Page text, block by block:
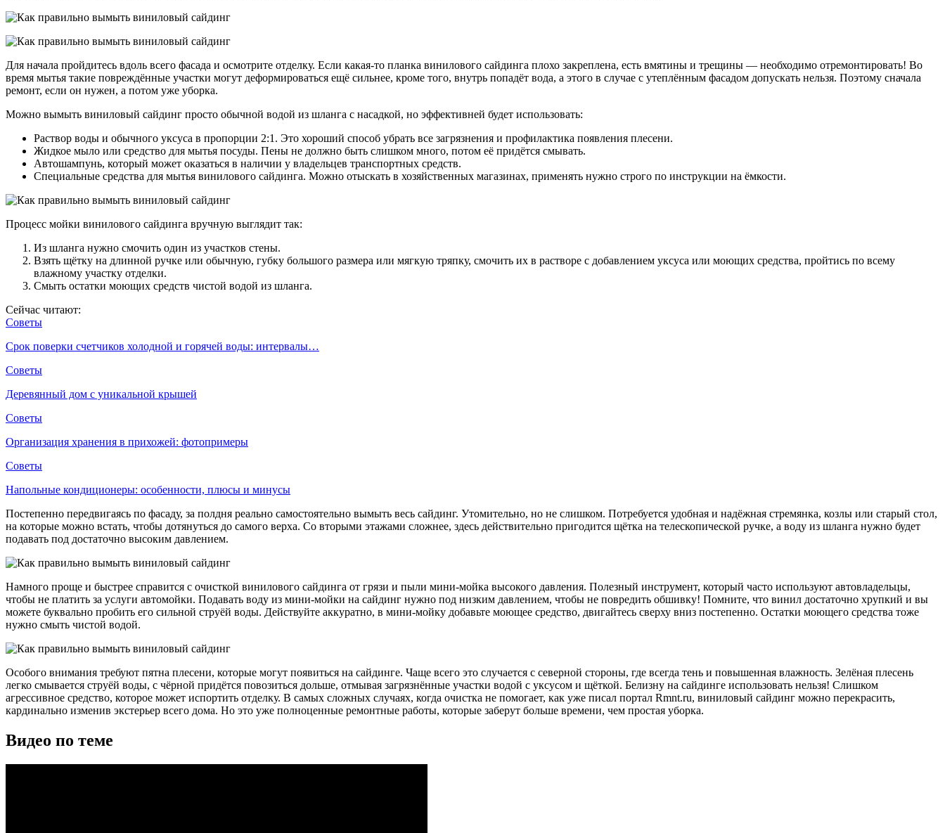
Для начала пройдитесь вдоль всего фасада и осмотрите отделку. Если какая-то планка винилового сайдинга плохо закреплена, есть вмятины и трещины — необходимо отремонтировать! Во
время мытья такие повреждённые участки могут деформироваться ещё сильнее, кроме того, внутрь попадёт вода, а этого в случае с утеплённым фасадом допускать нельзя. Поэтому сначала
ремонт, если он нужен, а потом уже уборка.
Можно вымыть виниловый сайдинг просто обычной водой из шланга с насадкой, но эффективней будет использовать:
Раствор воды и обычного уксуса в пропорции 2:1. Это хороший способ убрать все загрязнения и профилактика появления плесени.
Жидкое мыло или средство для мытья посуды. Пены не должно быть слишком много, потом её придётся смывать.
Автошампунь, который может оказаться в наличии у владельцев транспортных средств.
Специальные средства для мытья винилового сайдинга. Можно отыскать в хозяйственных магазинах, применять нужно строго по инструкции на ёмкости.
Процесс мойки винилового сайдинга вручную выглядит так:
Из шланга нужно смочить один из участков стены.
Взять щётку на длинной ручке или обычную, губку большого размера или мягкую тряпку, смочить их в растворе с добавлением уксуса или моющих средства, пройтись по всему
влажному участку отделки.
Смыть остатки моющих средств чистой водой из шланга.
Сейчас читают:
Советы
Срок поверки счетчиков холодной и горячей воды: интервалы…
Советы
Деревянный дом с уникальной крышей
Советы
Организация хранения в прихожей: фотопримеры
Советы
Напольные кондиционеры: особенности, плюсы и минусы
Постепенно передвигаясь по фасаду, за полдня реально самостоятельно вымыть весь сайдинг. Утомительно, но не слишком. Потребуется удобная и надёжная стремянка, козлы или старый стол,
на которые можно встать, чтобы дотянуться до самого верха. Со вторыми этажами сложнее, здесь действительно пригодится щётка на телескопической ручке, а воду из шланга нужно будет
подавать под достаточно высоким давлением.
Намного проще и быстрее справится с очисткой винилового сайдинга от грязи и пыли мини-мойка высокого давления. Полезный инструмент, который часто используют автовладельцы,
чтобы не платить за услуги автомойки. Подавать воду из мини-мойки на сайдинг нужно под низким давлением, чтобы не повредить обшивку! Помните, что винил достаточно хрупкий и вы
можете буквально пробить его сильной струёй воды. Действуйте аккуратно, в мини-мойку добавьте моющее средство, двигайтесь сверху вниз постепенно. Остатки моющего средства тоже
нужно смыть чистой водой.
Особого внимания требуют пятна плесени, которые могут появиться на сайдинге. Чаще всего это случается с северной стороны, где всегда тень и повышенная влажность. Зелёная плесень
легко смывается струёй воды, с чёрной придётся повозиться дольше, отмывая загрязнённые участки водой с уксусом и щёткой. Белизну на сайдинге использовать нельзя! Слишком
агрессивное средство, которое может испортить отделку. В самых сложных случаях, когда очистка не помогает, как уже писал портал Rmnt.ru, виниловый сайдинг можно перекрасить,
кардинально изменив экстерьер всего дома. Но это уже полноценные ремонтные работы, которые заберут больше времени, чем простая уборка.
Видео по теме